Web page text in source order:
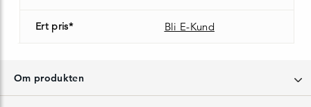
Ert pris* Bli E-Kund
Om produkten